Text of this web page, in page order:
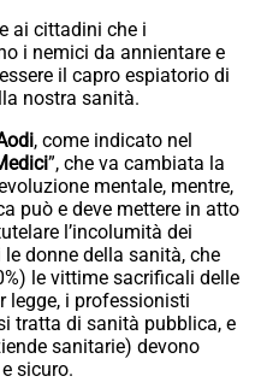
ai cittadini che i
i nemici da annientare e
il capro espiatorio di
nostra sanità.
, come indicato nel
”, che va cambiata la
mentale, mentre,
può e deve mettere in atto
l’incolumità dei
donne della sanità, che
le vittime sacrificali delle
legge, i professionisti
tratta di sanità pubblica, e
sanitarie) devono
sicuro.